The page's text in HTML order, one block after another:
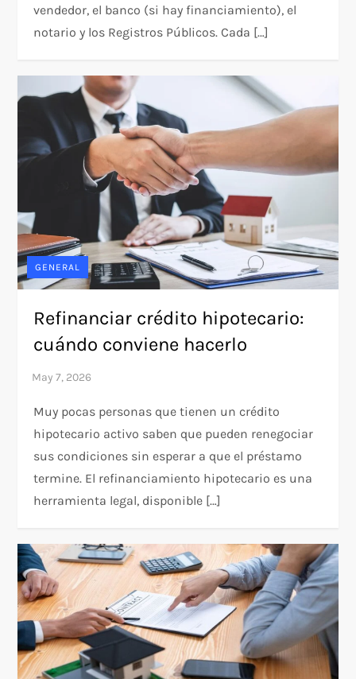
vendedor, el banco (si hay financiamiento), el
notario y los Registros Públicos. Cada […]
GENERAL
Refinanciar crédito hipotecario:
cuándo conviene hacerlo
Muy pocas personas que tienen un crédito
hipotecario activo saben que pueden renegociar
sus condiciones sin esperar a que el préstamo
termine. El refinanciamiento hipotecario es una
herramienta legal, disponible […]